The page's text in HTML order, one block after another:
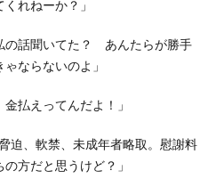
れねーか？」
の話聞いてた？ あんたらが勝手
ならないのよ」
払えってんだよ！」
迫、軟禁、未成年者略取。慰謝料
方だと思うけど？」